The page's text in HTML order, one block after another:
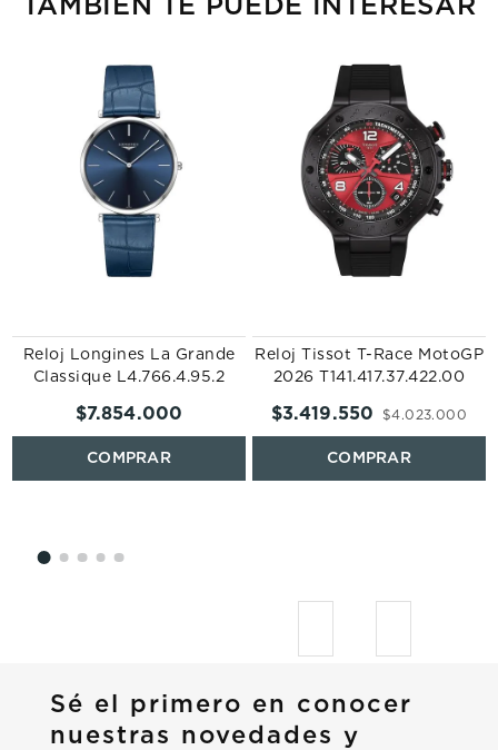
Reloj Longines La Grande
Classique L4.766.4.95.2
$7.854.000
Reloj Tissot T-Race MotoGP
2026 T141.417.37.422.00
$4.023.000
$3.419.550
Sé el primero en conocer
nuestras novedades y